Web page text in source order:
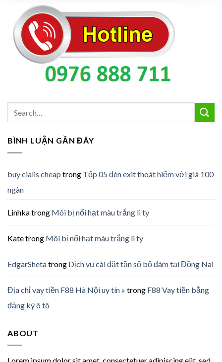
BÌNH LUẬN GẦN ĐÂY
buy cialis cheap trong Tốp 05 đèn exit thoát hiểm với giá 100
ngàn
Linhkatrong Môi bị nổi hạt màu trắng li ty
Katetrong Môi bị nổi hạt màu trắng li ty
EdgarShetatrong Dịch vụ cài đặt tần số bộ đàm tại Đồng Nai
Địa chỉ vay tiền F88 Hà Nội uy tín » trong F88 Vay tiền bằng
đăng ký ô tô
ABOUT
Lorem ipsum dolor sit amet, consectetuer adipiscing elit, sed